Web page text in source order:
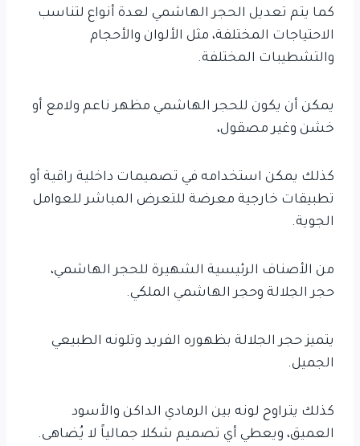
كما يتم تعديل الحجر الهاشمي لعدة أنواع لتناسب
الاحتياجات المختلفة، مثل الألوان والأحجام
والتشطيبات المختلفة.
يمكن أن يكون للحجر الهاشمي مظهر ناعم ولامع أو
خشن وغير مصقول،
كذلك يمكن استخدامه في تصميمات داخلية راقية أو
تطبيقات خارجية معرضة للتعرض المباشر للعوامل
الجوية.
من الأصناف الرئيسية الشهيرة للحجر الهاشمي،
حجر الجلالة وحجر الهاشمي الملكي.
يتميز حجر الجلالة بظهوره الفريد وتلونه الطبيعي
الجميل.
كذلك يتراوح لونه بين الرمادي الداكن والأسود
العميق، ويعطي أي تصميم شكلا جمالياً لا يُضاهى.